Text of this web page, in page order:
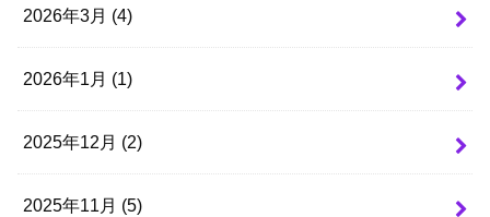
2026年3月 (4)
2026年1月 (1)
2025年12月 (2)
2025年11月 (5)